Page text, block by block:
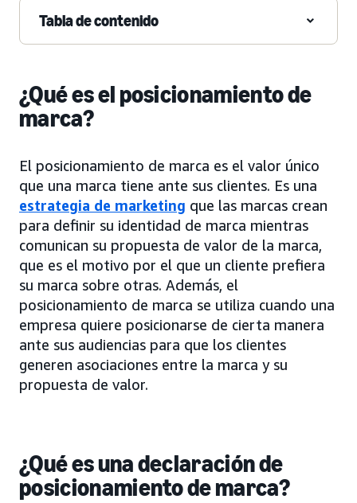
Tabla de contenido
¿Qué es el posicionamiento de
marca?
El posicionamiento de marca es el valor único
que una marca tiene ante sus clientes. Es una
estrategia de marketing que las marcas crean
para definir su identidad de marca mientras
comunican su propuesta de valor de la marca,
que es el motivo por el que un cliente prefiera
su marca sobre otras. Además, el
posicionamiento de marca se utiliza cuando una
empresa quiere posicionarse de cierta manera
ante sus audiencias para que los clientes
generen asociaciones entre la marca y su
propuesta de valor.
¿Qué es una declaración de
posicionamiento de marca?